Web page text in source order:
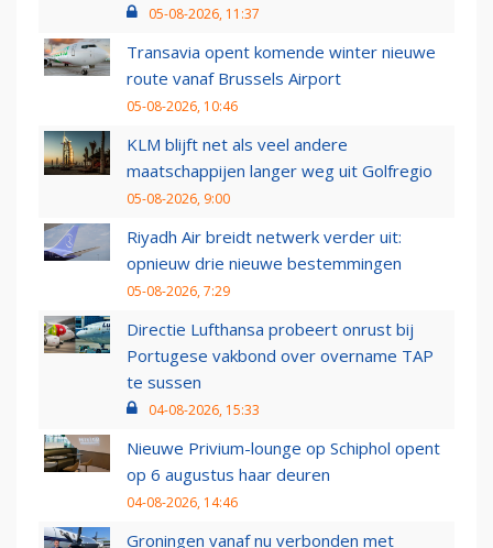
05-08-2026, 11:37
Transavia opent komende winter nieuwe
route vanaf Brussels Airport
05-08-2026, 10:46
KLM blijft net als veel andere
maatschappijen langer weg uit Golfregio
05-08-2026, 9:00
Riyadh Air breidt netwerk verder uit:
opnieuw drie nieuwe bestemmingen
05-08-2026, 7:29
Directie Lufthansa probeert onrust bij
Portugese vakbond over overname TAP
te sussen
04-08-2026, 15:33
Nieuwe Privium-lounge op Schiphol opent
op 6 augustus haar deuren
04-08-2026, 14:46
Groningen vanaf nu verbonden met